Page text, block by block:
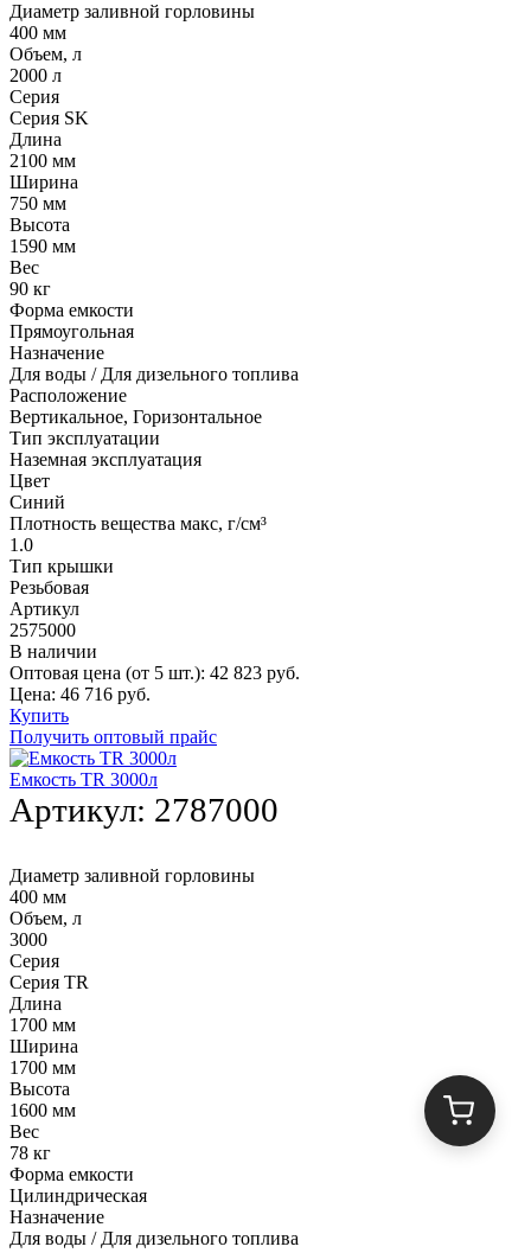
Диаметр заливной горловины
400 мм
Объем, л
2000 л
Серия
Серия SK
Длина
2100 мм
Ширина
750 мм
Высота
1590 мм
Вес
90 кг
Форма емкости
Прямоугольная
Назначение
Для воды / Для дизельного топлива
Расположение
Вертикальное, Горизонтальное
Тип эксплуатации
Наземная эксплуатация
Цвет
Синий
Плотность вещества макс, г/см³
1.0
Тип крышки
Резьбовая
Артикул
2575000
В наличии
Оптовая цена (от 5 шт.): 42 823 руб.
Цена: 46 716 руб.
Купить
Получить оптовый прайс
Емкость TR 3000л
Артикул: 2787000
Диаметр заливной горловины
400 мм
Объем, л
3000
Серия
Серия TR
Длина
1700 мм
Ширина
1700 мм
Высота
1600 мм
Вес
78 кг
Форма емкости
Цилиндрическая
Назначение
Для воды / Для дизельного топлива